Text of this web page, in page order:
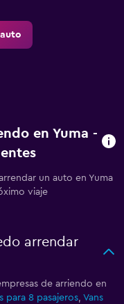
en Yuma -
un auto en Yuma
viaje
arrendar
de arriendo en
para 8 pasajeros Vans